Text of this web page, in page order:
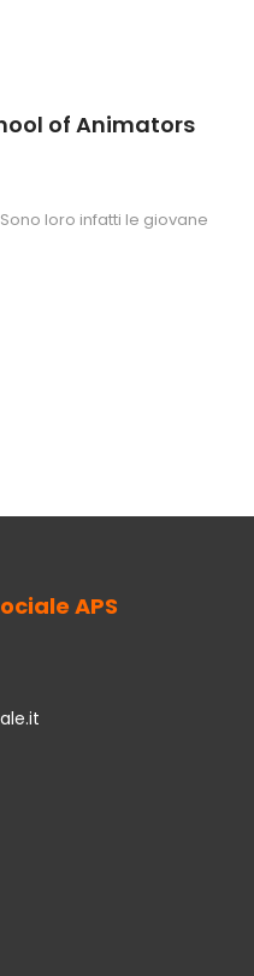
of Animators
loro infatti le giovane
APS